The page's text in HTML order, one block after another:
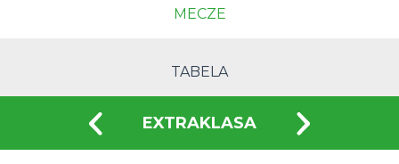
MECZE
TABELA
EXTRAKLASA